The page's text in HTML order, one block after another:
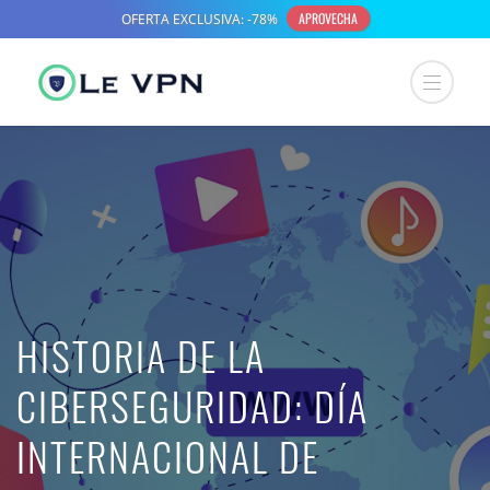
HISTORIA DE LA
CIBERSEGURIDAD: DÍA
INTERNACIONAL DE